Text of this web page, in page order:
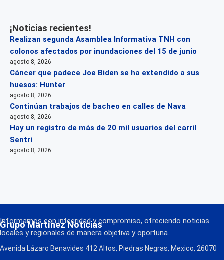
¡Noticias recientes!
Realizan segunda Asamblea Informativa TNH con
colonos afectados por inundaciones del 15 de junio
agosto 8, 2026
Cáncer que padece Joe Biden se ha extendido a sus
huesos: Hunter
agosto 8, 2026
Continúan trabajos de bacheo en calles de Nava
agosto 8, 2026
Hay un registro de más de 20 mil usuarios del carril
Sentri
agosto 8, 2026
Grupo Martínez Noticias
Informamos con integridad y compromiso, ofreciendo noticias
locales y regionales de manera objetiva y oportuna.
Avenida Lázaro Benavides 412 Altos, Piedras Negras, Mexico, 26070